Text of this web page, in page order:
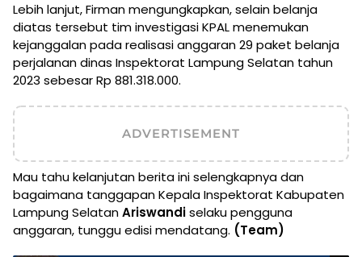
Lebih lanjut, Firman mengungkapkan, selain belanja
diatas tersebut tim investigasi KPAL menemukan
kejanggalan pada realisasi anggaran 29 paket belanja
perjalanan dinas Inspektorat Lampung Selatan tahun
2023 sebesar Rp 881.318.000.
ADVERTISEMENT
Mau tahu kelanjutan berita ini selengkapnya dan
bagaimana tanggapan Kepala Inspektorat Kabupaten
Lampung SelatanAriswandiselaku pengguna
anggaran, tunggu edisi mendatang. (Team)